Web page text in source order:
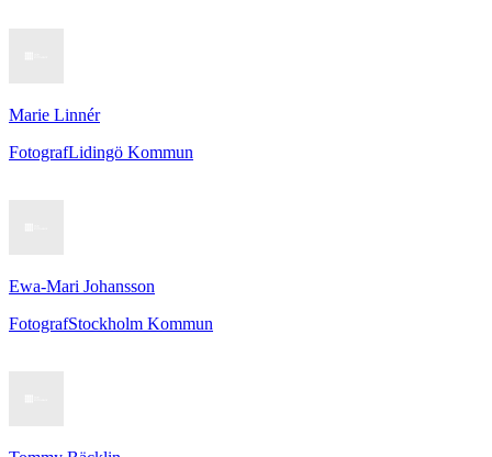
Marie Linnér
FotografLidingö Kommun
Ewa-Mari Johansson
FotografStockholm Kommun